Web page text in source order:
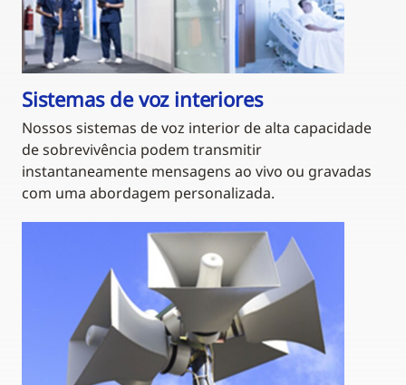
Sistemas de voz interiores
Nossos sistemas de voz interior de alta capacidade
de sobrevivência podem transmitir
instantaneamente mensagens ao vivo ou gravadas
com uma abordagem personalizada.